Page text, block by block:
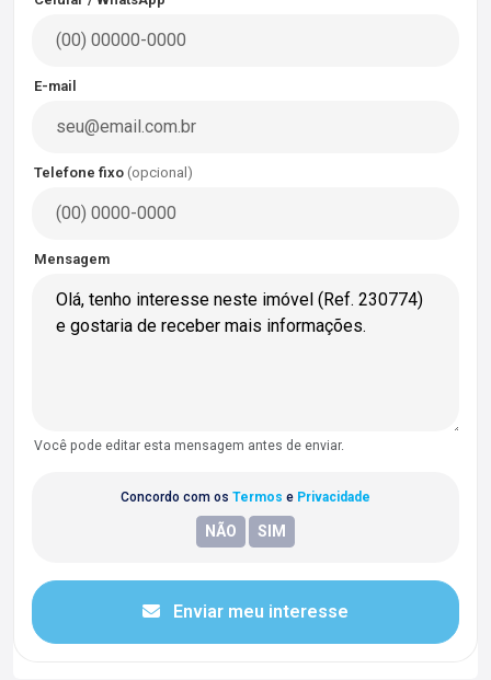
E-mail
Telefone fixo (opcional)
Mensagem
Você pode editar esta mensagem antes de enviar.
Concordo com os Termos e Privacidade
Enviar meu interesse